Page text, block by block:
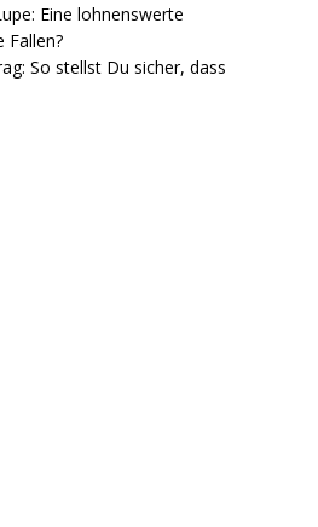
Eine lohnenswerte
Fallen?
So stellst Du sicher, dass